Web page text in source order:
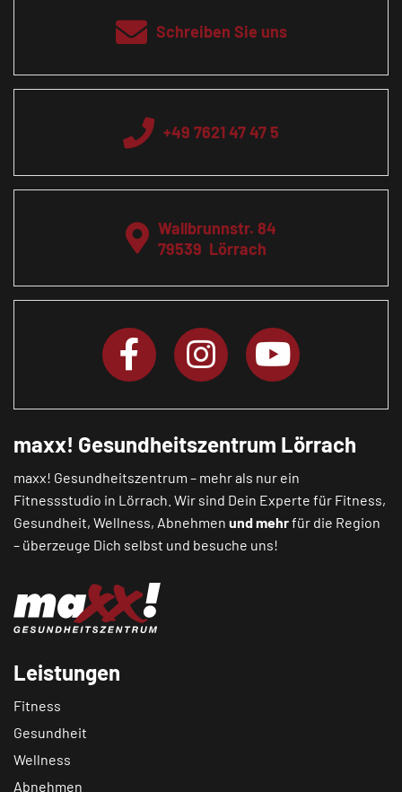
Schreiben Sie uns
+49 7621 47 47 5
Wallbrunnstr. 84
79539 Lörrach
maxx! Gesundheitszentrum Lörrach
maxx! Gesundheitszentrum – mehr als nur ein
Fitnessstudio in Lörrach. Wir sind Dein Experte für Fitness,
Gesundheit, Wellness, Abnehmen und mehrfür die Region
– überzeuge Dich selbst und besuche uns!
Leistungen
Fitness
Gesundheit
Wellness
Abnehmen